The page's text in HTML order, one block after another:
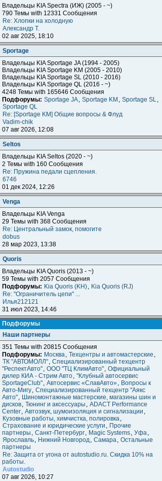
Владельцы KIA Spectra (ИЖ) (2005 - ~)
790 Темы with 12331 Сообщения
Re: Хлопки на холодную
Александр Т.
02 авг 2025, 18:10
Sportage
Владельцы KIA Sportage JA (1994 - 2005)
Владельцы KIA Sportage KM (2005 - 2010)
Владельцы KIA Sportage SL (2010 - 2016)
Владельцы KIA Sportage QL (2016 - ~)
4248 Темы with 165646 Сообщения
Подфорумы: Sportage JA, Sportage KM , Sportage SL,
Sportage QL
Re: [Sportage KM] Общие вопросы & Флуд
Vadim-chik
07 авг 2026, 12:08
Seltos
Владельцы KIA Seltos (2020 - ~)
2 Темы with 160 Сообщения
Re: Пружина педали сцепления.
6746
01 дек 2024, 12:26
Venga
Владельцы KIA Venga
29 Темы with 368 Сообщения
Re: Центральный замок, помогите
dobus
28 мар 2023, 13:38
Quoris
Владельцы KIA Quoris (2013 - ~)
59 Темы with 2057 Сообщения
Подфорумы: Kia Quoris (KH), Kia Quoris (RJ)
Re: "Ограничитель цепи" ...
Илья212121
31 июл 2023, 14:46
Подфорумы
Наши партнеры
351 Темы with 20815 Сообщения
Подфорумы: Москва, Техцентры и автомастерские ,
ТК "АВТОМОЛЛ", Специализированный техцентр
"РеспектАвто", ООО "ТЦ КлимАвто", Официальный
дилер КИА - Стрим Авто, "Клубный автосервис
SportageClub", Автосервис «СлавАвто», Вопросы к
Авто-Мигу, Специализированный техцентр "Аякс
Авто", Шиномонтажные мастерские, магазины шин и
дисков, Тюнинг и аксессуары , ADACT Performance
Center, Автозвук, шумоизоляция и сигнализации ,
Кузовные работы, химчистка, полировка,
Страхование и юридические услуги , Прочие
партнеры , Санкт-Петербург, Magic Systems, Уфа,
Ярославль, Нижний Новгород, Самара, Остальные
партнеры
Re: Защита от угона от autostudio.ru. Скидка 10% на
работы.
Autostudio
07 авг 2026, 10:27